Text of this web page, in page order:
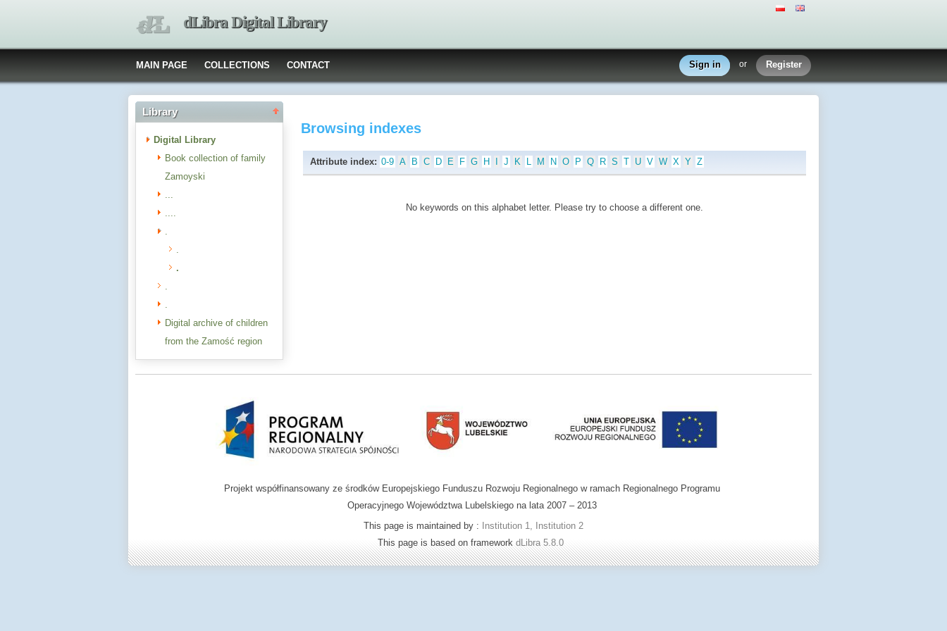
dLibra Digital Library
MAIN PAGE COLLECTIONS CONTACT Sign in or Register
Library
Digital Library
Book collection of family
Zamoyski
...
....
.
.
.
.
.
Digital archive of children
from the Zamość region
Browsing indexes
Attribute index: 0-9 A B C D E F G H J K L M N O P Q R S T U V W X Y Z
No keywords on this alphabet letter. Please try to choose a different one.
Projekt współfinansowany ze środków Europejskiego Funduszu Rozwoju Regionalnego w ramach Regionalnego Programu
Operacyjnego Województwa Lubelskiego na lata 2007 – 2013
This page is maintained by : Institution 1, Institution 2
This page is based on framework dLibra 5.8.0